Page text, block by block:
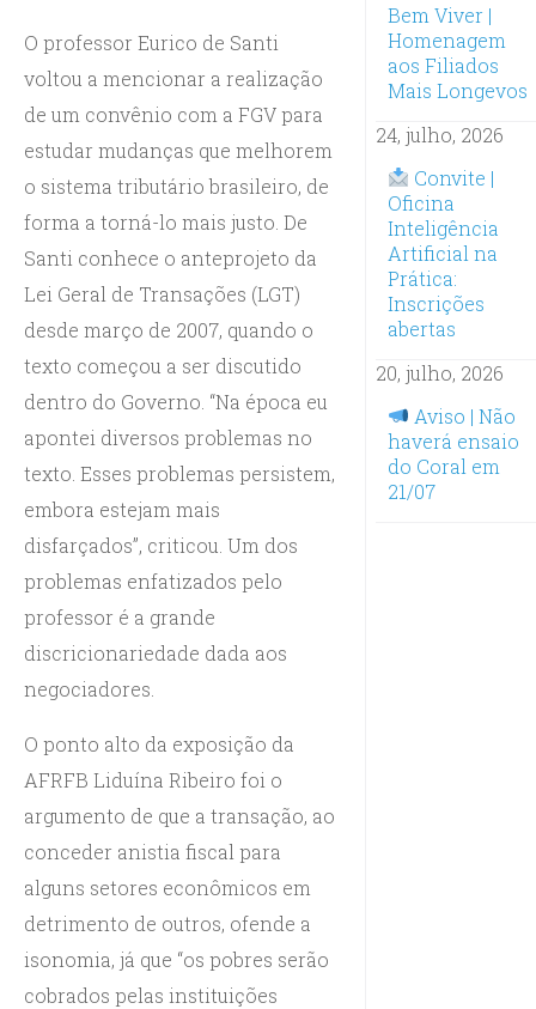
O professor Eurico de Santi
voltou a mencionar a realização
de um convênio com a FGV para
estudar mudanças que melhorem
o sistema tributário brasileiro, de
forma a torná-lo mais justo. De
Santi conhece o anteprojeto da
Lei Geral de Transações (LGT)
desde março de 2007, quando o
texto começou a ser discutido
dentro do Governo. “Na época eu
apontei diversos problemas no
texto. Esses problemas persistem,
embora estejam mais
disfarçados”, criticou. Um dos
problemas enfatizados pelo
professor é a grande
discricionariedade dada aos
negociadores.
O ponto alto da exposição da
AFRFB Liduína Ribeiro foi o
argumento de que a transação, ao
conceder anistia fiscal para
alguns setores econômicos em
detrimento de outros, ofende a
isonomia, já que “os pobres serão
cobrados pelas instituições
Bem Viver |
Homenagem
aos Filiados
Mais Longevos
24, julho, 2026
Convite |
Oficina
Inteligência
Artificial na
Prática:
Inscrições
abertas
20, julho, 2026
Aviso | Não
haverá ensaio
do Coral em
21/07